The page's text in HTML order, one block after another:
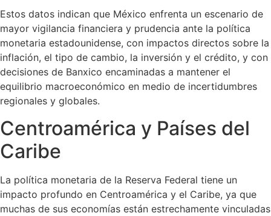
Estos datos indican que México enfrenta un escenario de
mayor vigilancia financiera y prudencia ante la política
monetaria estadounidense, con impactos directos sobre la
inflación, el tipo de cambio, la inversión y el crédito, y con
decisiones de Banxico encaminadas a mantener el
equilibrio macroeconómico en medio de incertidumbres
regionales y globales.
Centroamérica y Países del
Caribe
La política monetaria de la Reserva Federal tiene un
impacto profundo en Centroamérica y el Caribe, ya que
muchas de sus economías están estrechamente vinculadas